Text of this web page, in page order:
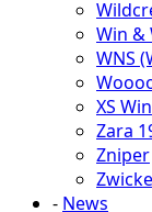
Win &
WNS
XS
Zara
Zniper
- News